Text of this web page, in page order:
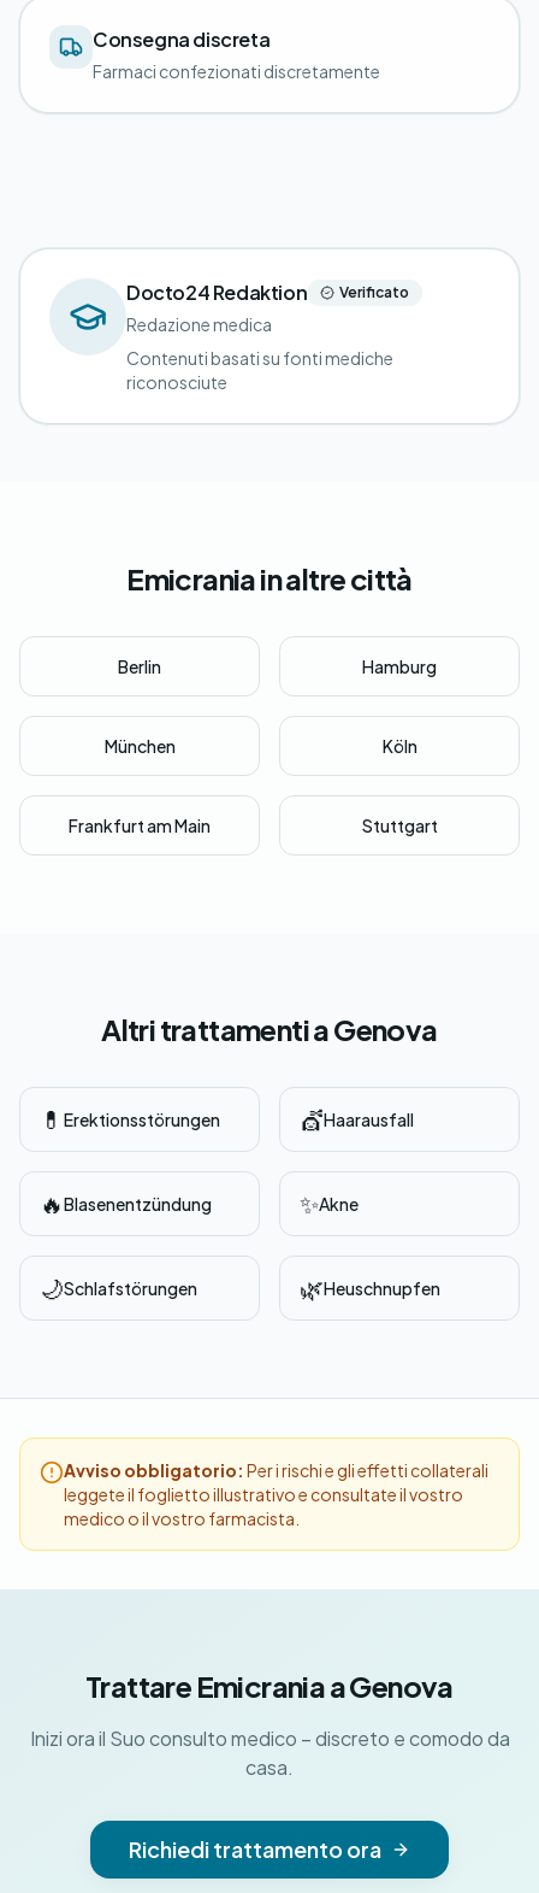
Consegna discreta
Farmaci confezionati discretamente
Docto24 Redaktion Verificato
Redazione medica
Contenuti basati su fonti mediche
riconosciute
Emicrania in altre città
Berlin Hamburg
München Köln
Frankfurt am Main Stuttgart
Altri trattamenti a Genova
💊 Erektionsstörungen 💇Haarausfall
🔥Blasenentzündung ✨Akne
🌙Schlafstörungen 🌿Heuschnupfen
Avviso obbligatorio: Per i rischi e gli effetti collaterali
leggete il foglietto illustrativo e consultate il vostro
medico o il vostro farmacista.
Trattare Emicrania a Genova
Inizi ora il Suo consulto medico – discreto e comodo da
casa.
Richiedi trattamento ora